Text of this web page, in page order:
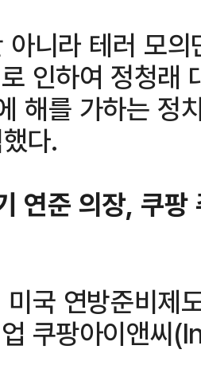
아니라 테러 모
인하여 정청래
해를 가하는 정
다.
연준 의장, 쿠
국 연방준비제
쿠팡아이앤씨